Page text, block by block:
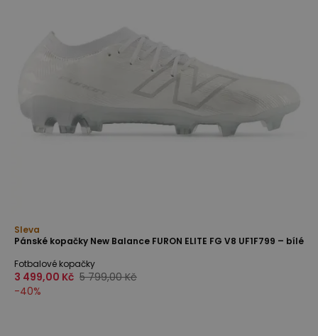
Sleva
Pánské kopačky New Balance FURON ELITE FG V8 UF1F799 – bílé
Fotbalové kopačky
3 499,00 Kč 5 799,00 Kč
-40%